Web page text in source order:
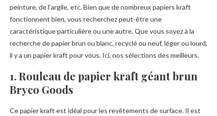
peinture, de l’argile, etc. Bien que de nombreux papiers kraft
fonctionnent bien, vous recherchez peut-être une
caractéristique particulière ou une autre. Que vous soyez à la
recherche de papier brun ou blanc, recyclé ou neuf, léger ou lourd,
il y a un papier kraft pour vous. Ici, nos sélections des meilleurs.
1. Rouleau de papier kraft géant brun
Bryco Goods
Ce papier kraft est idéal pour les revêtements de surface. Il est